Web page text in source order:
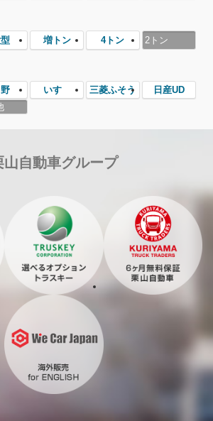
増トン 4トン 2トン
野 いすゞ 三菱ふそう
日産UD
山自動車グループ